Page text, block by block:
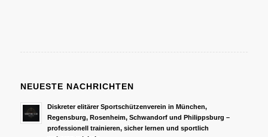
NEUESTE NACHRICHTEN
Diskreter elitärer Sportschützenverein in München,
Regensburg, Rosenheim, Schwandorf und Philippsburg –
professionell trainieren, sicher lernen und sportlich